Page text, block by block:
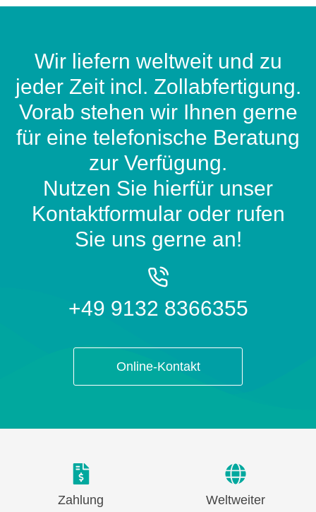
Wir liefern weltweit und zu
jeder Zeit incl. Zollabfertigung.
Vorab stehen wir Ihnen gerne
für eine telefonische Beratung
zur Verfügung.
Nutzen Sie hierfür unser
Kontaktformular oder rufen
Sie uns gerne an!
+49 9132 8366355
Online-Kontakt
Zahlung
Weltweiter